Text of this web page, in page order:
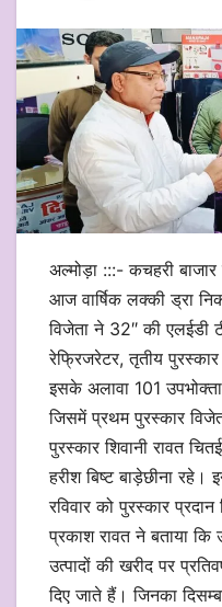
अल्मोड़ा :::- कचहरी
आज वार्षिक लक्की ड्रा
विजेता ने 32″ की एलईडी
रेफ्रिजरेटर, तृतीय
इसके अलावा 101
जिसमें प्रथम पुरस्कार
पुरस्कार शिवानी रावत
हरीश बिष्ट बाड़ेछीना
रविवार को पुरस्कार
प्रकाश रावत ने बताया
उत्पादों की खरीद पर
दिए जाते हैं। जिनका